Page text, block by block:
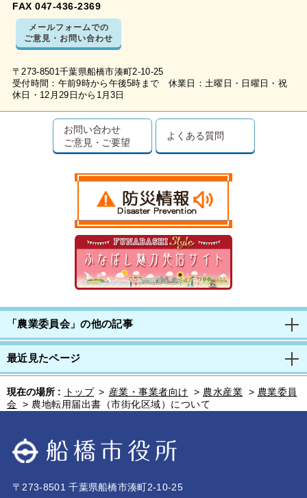
FAX 047-436-2369
メールフォームでの
ご意見・お問い合わせ
〒273-8501千葉県船橋市湊町2-10-25
受付時間：午前9時から午後5時まで 休業日：土曜日・日曜日・祝
休日・12月29日から1月3日
お問い合わせ
ご意見・ご要望
よくある質問
「農業委員会」の他の記事
最近見たページ
現在の場所 : トップ > 産業・事業者向け > 農水産業 > 農業委員
会 > 農地転用届出書（市街化区域）について
〒273-8501 千葉県船橋市湊町2-10-25